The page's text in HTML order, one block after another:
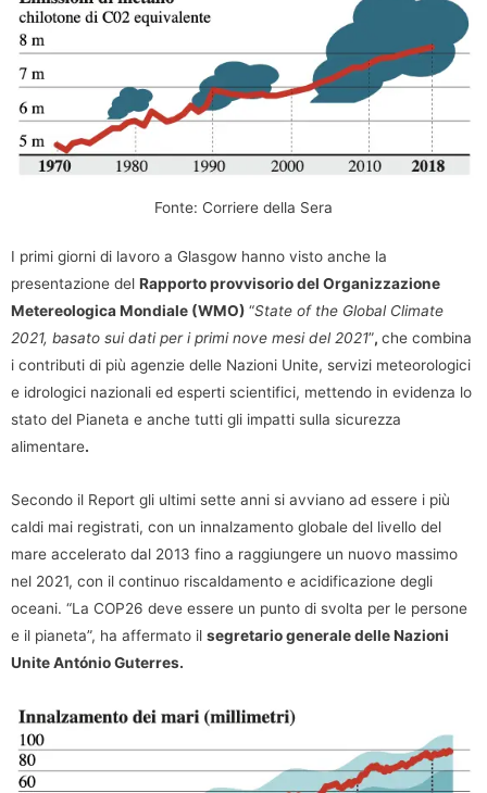
Fonte: Corriere della Sera
I primi giorni di lavoro a Glasgow hanno visto anche la
presentazione del Rapporto provvisorio del Organizzazione
Metereologica Mondiale (WMO) “State of the Global Climate
2021, basato sui dati per i primi nove mesi del 2021”, che combina
i contributi di più agenzie delle Nazioni Unite, servizi meteorologici
e idrologici nazionali ed esperti scientifici, mettendo in evidenza lo
stato del Pianeta e anche tutti gli impatti sulla sicurezza
alimentare.
Secondo il Report gli ultimi sette anni si avviano ad essere i più
caldi mai registrati, con un innalzamento globale del livello del
mare accelerato dal 2013 fino a raggiungere un nuovo massimo
nel 2021, con il continuo riscaldamento e acidificazione degli
oceani. “La COP26 deve essere un punto di svolta per le persone
e il pianeta”, ha affermato il segretario generale delle Nazioni
Unite António Guterres.